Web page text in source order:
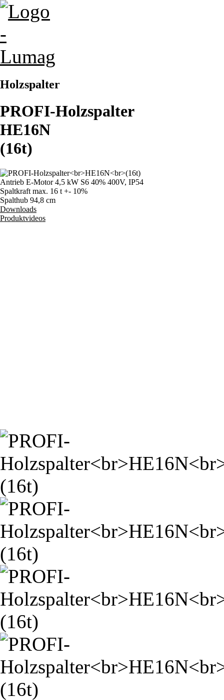
Holzspalter
PROFI-Holzspalter
HE16N
(16t)
Antrieb E-Motor 4,5 kW S6 40% 400V, IP54
Spaltkraft max. 16 t +- 10%
Spalthub 94,8 cm
Downloads
Produktvideos